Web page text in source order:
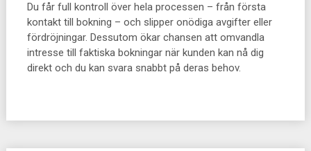
Du får full kontroll över hela processen – från första
kontakt till bokning – och slipper onödiga avgifter eller
fördröjningar. Dessutom ökar chansen att omvandla
intresse till faktiska bokningar när kunden kan nå dig
direkt och du kan svara snabbt på deras behov.